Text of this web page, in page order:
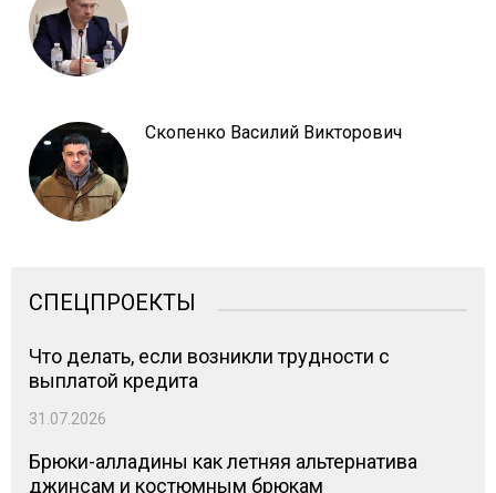
Скопенко Василий Викторович
СПЕЦПРОЕКТЫ
Что делать, если возникли трудности с
выплатой кредита
31.07.2026
Брюки-алладины как летняя альтернатива
джинсам и костюмным брюкам